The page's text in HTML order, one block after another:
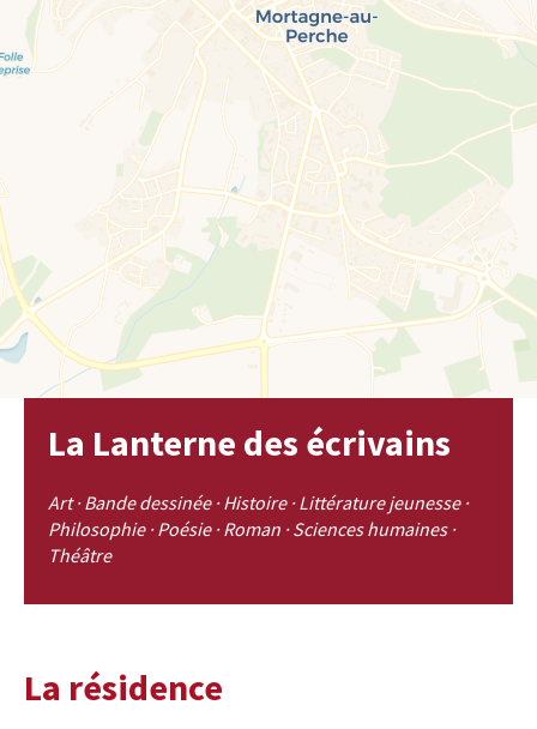
La Lanterne des écrivains
Art · Bande dessinée · Histoire · Littérature jeunesse ·
Philosophie · Poésie · Roman · Sciences humaines ·
Théâtre
La résidence